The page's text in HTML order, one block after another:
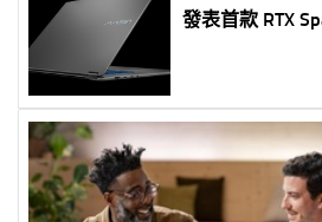
發表首款 RTX
系 打造創作、
動運算體驗